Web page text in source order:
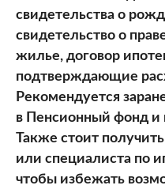
свидетельства о
свидетельство о
жилье, договор
подтверждающие
Рекомендуется
в Пенсионный фонд и
Также стоит
или специалиста по
чтобы избежать